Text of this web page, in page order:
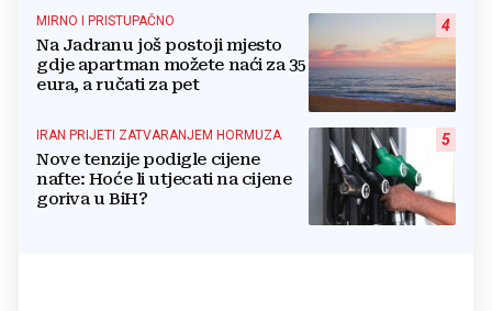
4
MIRNO I PRISTUPAČNO
Na Jadranu još postoji mjesto
gdje apartman možete naći za 35
eura, a ručati za pet
5
IRAN PRIJETI ZATVARANJEM HORMUZA
Nove tenzije podigle cijene
nafte: Hoće li utjecati na cijene
goriva u BiH?